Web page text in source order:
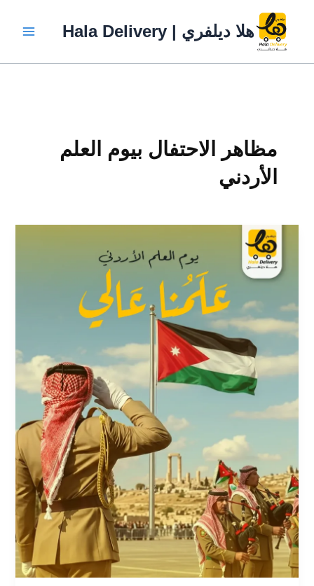
المحتوى
هلا ديلفري | Hala Delivery
مظاهر الاحتفال بيوم العلم
الأردني
يوم
العلم
الأردني:
احتفالات
مبهجة
وخدمات
توصيل
مستمرة